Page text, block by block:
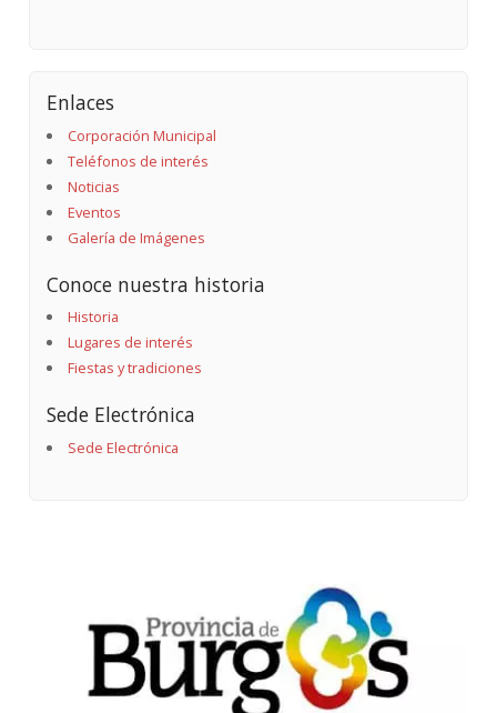
Enlaces
Corporación Municipal
Teléfonos de interés
Noticias
Eventos
Galería de Imágenes
Conoce nuestra historia
Historia
Lugares de interés
Fiestas y tradiciones
Sede Electrónica
Sede Electrónica